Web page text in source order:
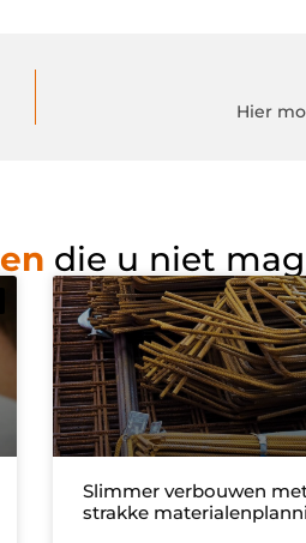
Hier
die u niet
Slimmer verbouwen
strakke